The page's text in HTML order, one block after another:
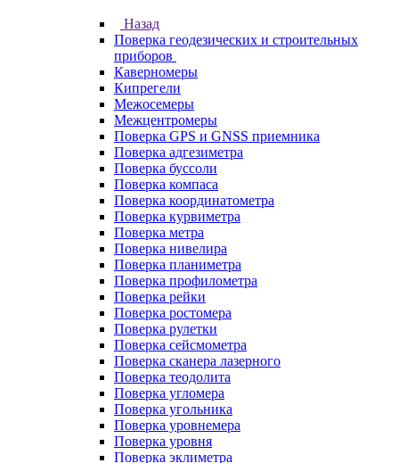
Назад
Поверка геодезических и строительных
приборов
Каверномеры
Кипрегели
Межосемеры
Межцентромеры
Поверка GPS и GNSS приемника
Поверка адгезиметра
Поверка буссоли
Поверка компаса
Поверка координатометра
Поверка курвиметра
Поверка метра
Поверка нивелира
Поверка планиметра
Поверка профилометра
Поверка рейки
Поверка ростомера
Поверка рулетки
Поверка сейсмометра
Поверка сканера лазерного
Поверка теодолита
Поверка угломера
Поверка угольника
Поверка уровнемера
Поверка уровня
Поверка эклиметра